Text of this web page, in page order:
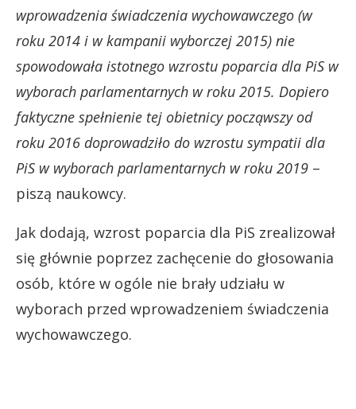
wprowadzenia świadczenia wychowawczego (w
roku 2014 i w kampanii wyborczej 2015) nie
spowodowała istotnego wzrostu poparcia dla PiS w
wyborach parlamentarnych w roku 2015. Dopiero
faktyczne spełnienie tej obietnicy począwszy od
roku 2016 doprowadziło do wzrostu sympatii dla
PiS w wyborach parlamentarnych w roku 2019 –
piszą naukowcy.
Jak dodają, wzrost poparcia dla PiS zrealizował
się głównie poprzez zachęcenie do głosowania
osób, które w ogóle nie brały udziału w
wyborach przed wprowadzeniem świadczenia
wychowawczego.